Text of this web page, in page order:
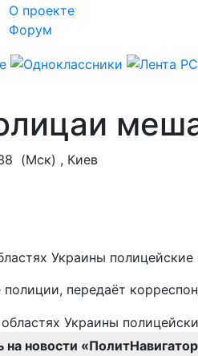
О проекте
Форум
(Мск) , Киев
Украины
передаёт
новости